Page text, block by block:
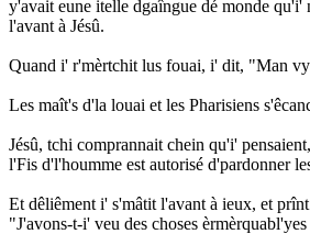
y'avait eune itelle dgaîngue dé monde
l'avant à Jésû.
Quand i' r'mèrtchit lus fouai, i' dit, "Man
Les maît's d'la louai et les Pharisiens
Jésû, tchi comprannait chein qu'i'
l'Fis d'l'houmme est autorisé d'pardonner
Et dêliêment i' s'mâtit l'avant à ieux, et
"J'avons-t-i' veu des choses